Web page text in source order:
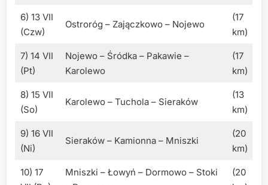
6) 13 VII
(Czw)
Ostroróg – Zajączkowo – Nojewo
(17
km)
7) 14 VII
(Pt)
Nojewo – Śródka – Pakawie –
Karolewo
(17
km)
8) 15 VII
(So)
Karolewo – Tuchola – Sieraków
(13
km)
9) 16 VII
(Ni)
Sieraków – Kamionna – Mniszki
(20
km)
10) 17
Mniszki – Łowyń – Dormowo – Stoki
(20